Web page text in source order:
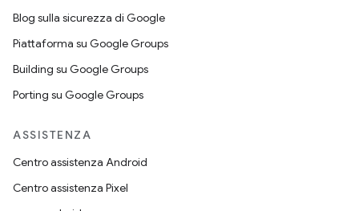
Blog sulla sicurezza di Google
Piattaforma su Google Groups
Building su Google Groups
Porting su Google Groups
ASSISTENZA
Centro assistenza Android
Centro assistenza Pixel